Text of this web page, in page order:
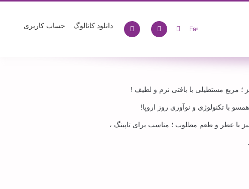
Fa دانلود کاتالوگ حساب کاربری
؛ مربع مستطیلی با بافتی نرم و لطیف !
با تکنولوژی و نوآوری روز اروپا!
با عطر و طعم مطلوب ؛ مناسب برای تاپینگ ،